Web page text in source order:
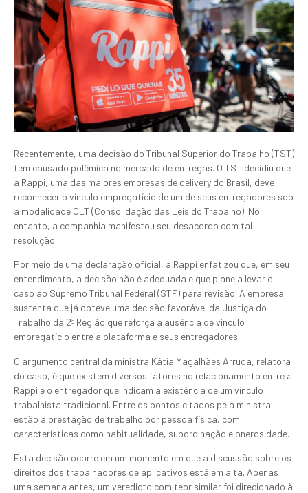
Recentemente, uma decisão do Tribunal Superior do Trabalho (TST)
tem causado polêmica no mercado de entregas. O TST decidiu que
a Rappi, uma das maiores empresas de delivery do Brasil, deve
reconhecer o vínculo empregatício de um de seus entregadores sob
a modalidade CLT (Consolidação das Leis do Trabalho). No
entanto, a companhia manifestou seu desacordo com tal
resolução.
Por meio de uma declaração oficial, a Rappi enfatizou que, em seu
entendimento, a decisão não é adequada e que planeja levar o
caso ao Supremo Tribunal Federal (STF) para revisão. A empresa
sustenta que já obteve uma decisão favorável da Justiça do
Trabalho da 2ª Região que reforça a ausência de vínculo
empregatício entre a plataforma e seus entregadores.
O argumento central da ministra Kátia Magalhães Arruda, relatora
do caso, é que existem diversos fatores no relacionamento entre a
Rappi e o entregador que indicam a existência de um vínculo
trabalhista tradicional. Entre os pontos citados pela ministra
estão a prestação de trabalho por pessoa física, com
características como habitualidade, subordinação e onerosidade.
Esta decisão ocorre em um momento em que a discussão sobre os
direitos dos trabalhadores de aplicativos está em alta. Apenas
uma semana antes, um veredicto com teor similar foi direcionado à